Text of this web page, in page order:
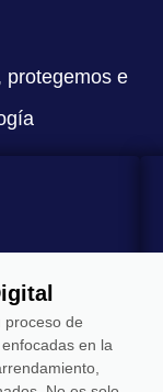
protegemos e
proceso de
en la